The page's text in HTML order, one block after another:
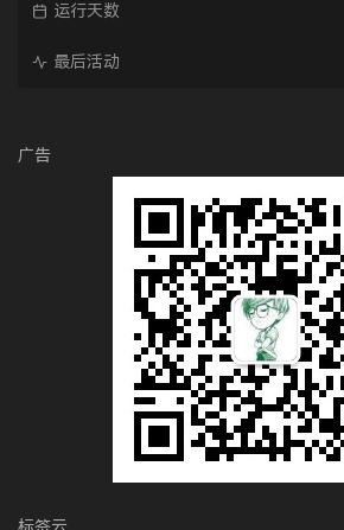
运行天数
最后活动
广告